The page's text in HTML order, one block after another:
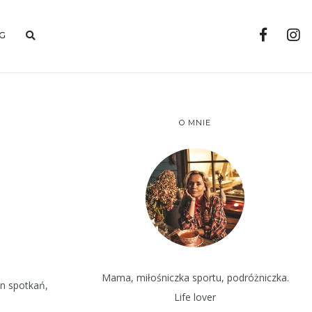
spotkań,
O MNIE
Mama, miłośniczka sportu, podróżniczka.
Life lover